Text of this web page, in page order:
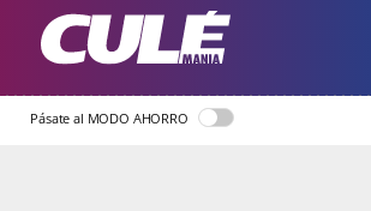
Pásate al MODO AHORRO